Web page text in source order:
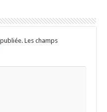
Les champs